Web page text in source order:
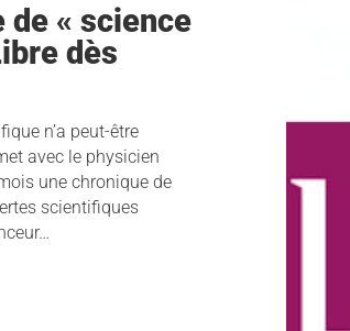
de « science
dès
n’a peut-être
avec le physicien
une chronique de
scientifiques